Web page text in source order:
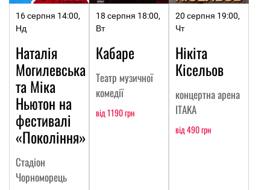
16 серпня 14:00,
Нд
Наталія
Могилевська
та Міка
Ньютон на
фестивалі
«Покоління»
Стадіон
Чорноморець
18 серпня 18:00,
Вт
Кабаре
Театр музичної
комедії
від 1190 грн
20 серпня 19:00,
Чт
Нікіта
Кісельов
концертна арена
ITAKA
від 490 грн